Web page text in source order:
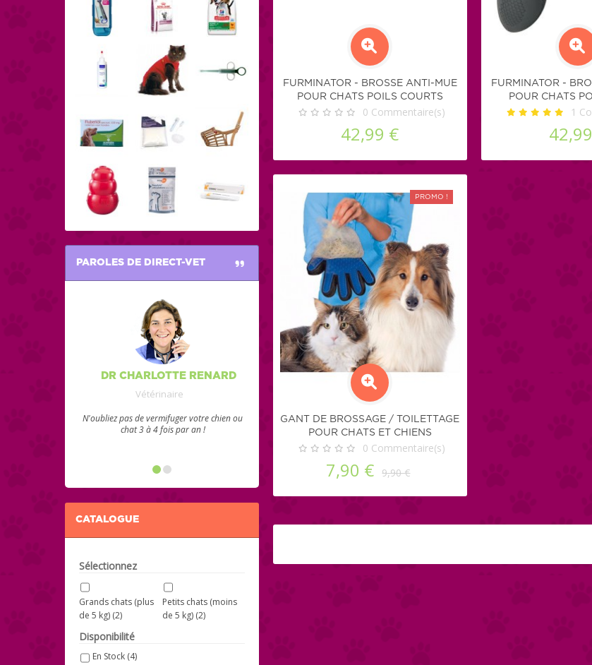
PAROLES DE DIRECT-VET
DR CHARLOTTE RENARD
Vétérinaire
N'oubliez pas de vermifuger votre chien ou
chat 3 à 4 fois par an !
CATALOGUE
Sélectionnez
Grands chats (plus
de 5 kg) (2)
Petits chats (moins
de 5 kg)(2)
Disponibilité
En Stock (4)
FURMINATOR - BROSSE ANTI-MUE
POUR CHATS POILS COURTS
0 Commentaire(s)
42,99 €
FURMINATOR -
POUR CHATS
1
PROMO !
GANT DE BROSSAGE / TOILETTAGE
POUR CHATS ET CHIENS
0 Commentaire(s)
7,90 € 9,90 €